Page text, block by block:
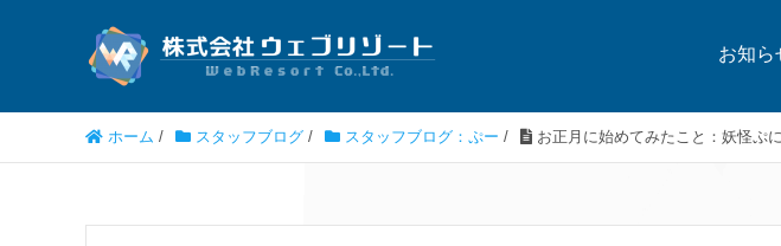
お知ら
ホーム / スタッフブログ / スタッフブログ：ぷー / お正月に始めてみたこと：妖怪ぷ